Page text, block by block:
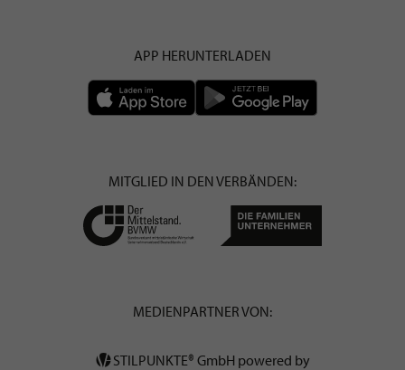
APP HERUNTERLADEN
MITGLIED IN DEN VERBÄNDEN:
MEDIENPARTNER VON:
STILPUNKTE® GmbH powered by